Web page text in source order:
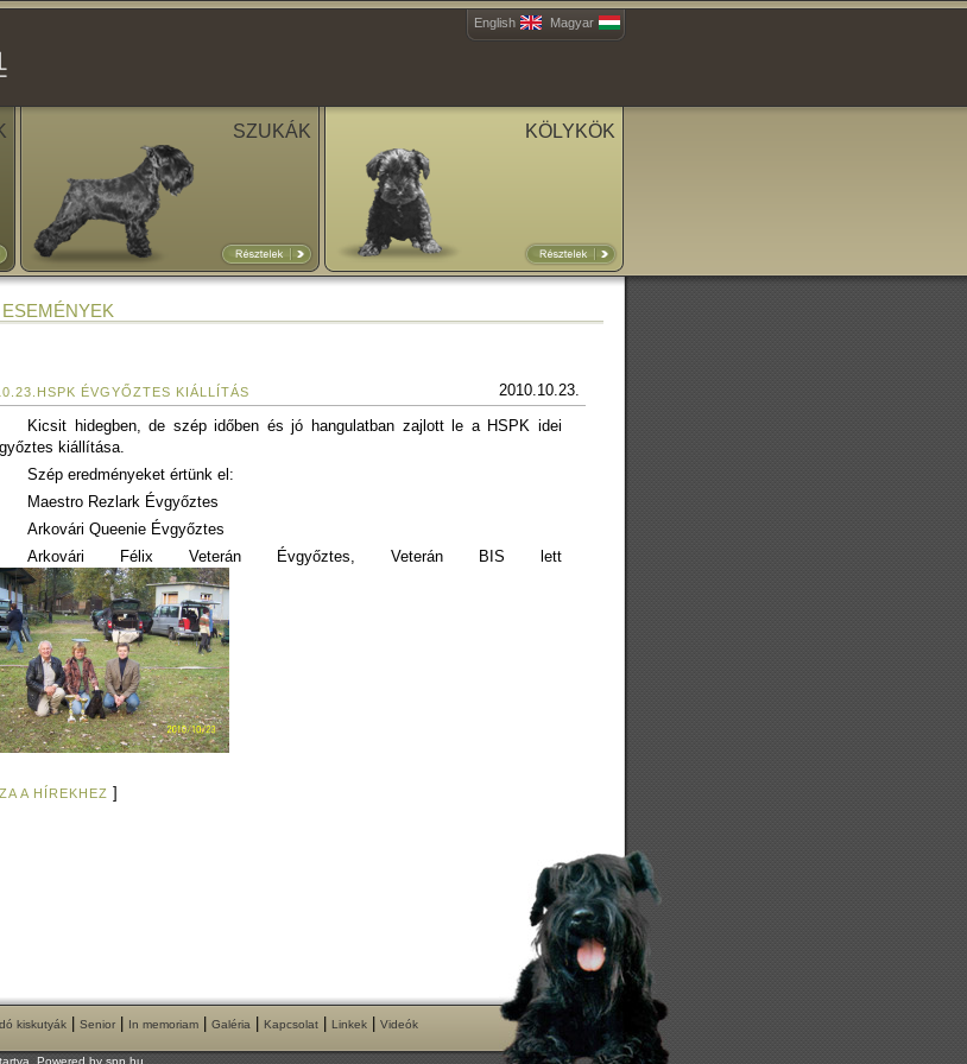
English Magyar
SZUKÁK KÖLYKÖK
ÉVGYŐZTES KIÁLLÍTÁS
2010.10.23.
Kicsit hidegben, de szép időben és jó hangulatban zajlott le a HSPK idei
kiállítása.
Szép eredményeket értünk el:
Maestro Rezlark Évgyőztes
Arkovári Queenie Évgyőztes
Arkovári Félix Veterán Évgyőztes, Veterán BIS lett
A HÍREKHEZ ]
kiskutyák| Senior| In memoriam| Galéria| Kapcsolat| Linkek| Videók
Powered by spp.hu